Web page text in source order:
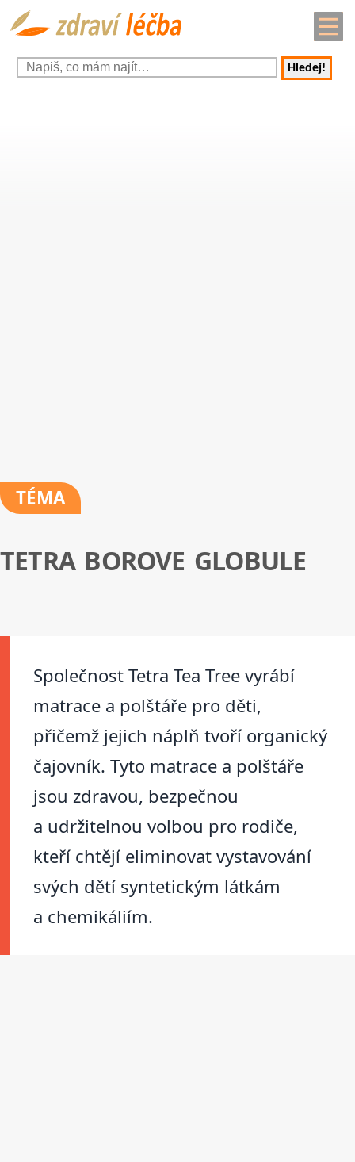
Hledej!
TÉMA
TETRA BOROVE GLOBULE
Společnost Tetra Tea Tree vyrábí
matrace a polštáře pro děti,
přičemž jejich náplň tvoří organický
čajovník. Tyto matrace a polštáře
jsou zdravou, bezpečnou
a udržitelnou volbou pro rodiče,
kteří chtějí eliminovat vystavování
svých dětí syntetickým látkám
a chemikáliím.